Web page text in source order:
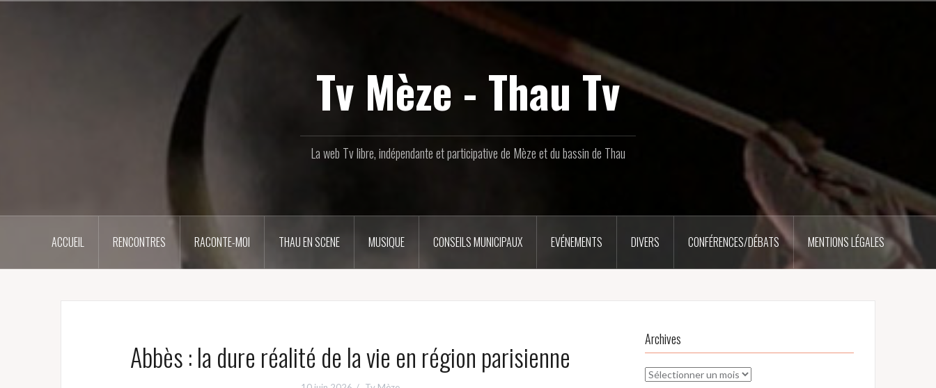
Tv Mèze - Thau Tv
La web Tv libre, indépendante et participative de Mèze et du bassin de Thau
ACCUEIL RENCONTRES RACONTE-MOI THAU EN SCENE MUSIQUE CONSEILS MUNICIPAUX EVÉNEMENTS DIVERS CONFÉRENCES/DÉBATS MENTIONS LÉGALES
Abbès : la dure réalité de la vie en région parisienne Archives
Archives